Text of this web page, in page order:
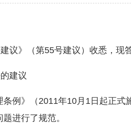
》（第55号建议）收悉，现
建议
》（2011年10月1日起正式
进行了规范。